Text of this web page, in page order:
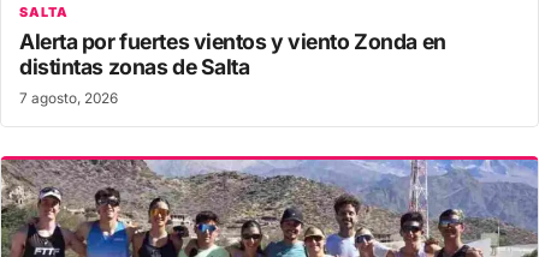
SALTA
Alerta por fuertes vientos y viento Zonda en
distintas zonas de Salta
7 agosto, 2026